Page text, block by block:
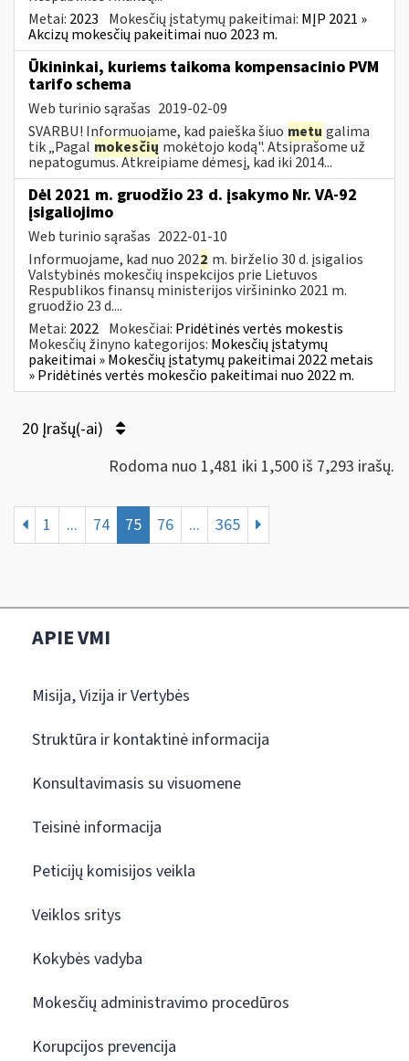
Metai: 2023 Mokesčių įstatymų pakeitimai: MĮP 2021 »
Akcizų mokesčių pakeitimai nuo 2023 m.
Ūkininkai, kuriems taikoma kompensacinio PVM
tarifo schema
Web turinio sąrašas 2019-02-09
SVARBU! Informuojame, kad paieška šiuo metu galima
tik „Pagal mokesčių mokėtojo kodą". Atsiprašome už
nepatogumus. Atkreipiame dėmesį, kad iki 2014...
Dėl 2021 m. gruodžio 23 d. įsakymo Nr. VA-92
įsigaliojimo
Web turinio sąrašas 2022-01-10
Informuojame, kad nuo 2022 m. birželio 30 d. įsigalios
Valstybinės mokesčių inspekcijos prie Lietuvos
Respublikos finansų ministerijos viršininko 2021 m.
gruodžio 23 d....
Metai: 2022 Mokesčiai: Pridėtinės vertės mokestis
Mokesčių žinyno kategorijos: Mokesčių įstatymų
pakeitimai » Mokesčių įstatymų pakeitimai 2022 metais
» Pridėtinės vertės mokesčio pakeitimai nuo 2022 m.
20 Įrašų(-ai)
Rodoma nuo 1,481 iki 1,500 iš 7,293 irašų.
1 ... 74 75 76 ... 365
APIE VMI
Misija, Vizija ir Vertybės
Struktūra ir kontaktinė informacija
Konsultavimasis su visuomene
Teisinė informacija
Peticijų komisijos veikla
Veiklos sritys
Kokybės vadyba
Mokesčių administravimo procedūros
Korupcijos prevencija